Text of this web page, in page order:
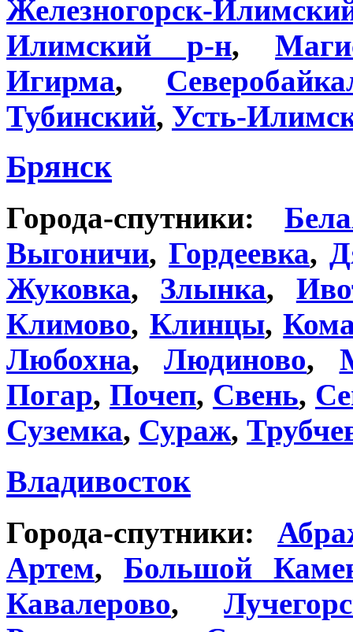
Железногорск-
Илимский р-н,
Игирма,
Тубинский, Усть-
Брянск
Города-спутники:
Выгоничи, Гордеевка,
Жуковка, Злынка,
Климово, Клинцы,
Любохна,Людиново,
Погар, Почеп, Свень,
Суземка, Сураж,
Владивосток
Города-спутники:
Артем, Большой
Кавалерово,